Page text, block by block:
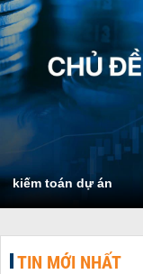
kiếm toán dự án
TIN MỚI NHẤT